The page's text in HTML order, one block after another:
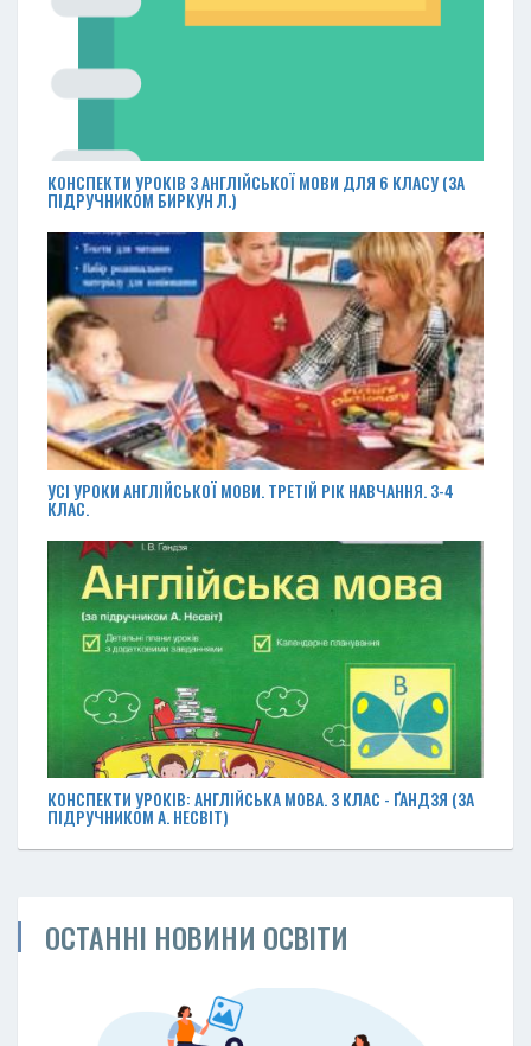
КОНСПЕКТИ УРОКІВ З АНГЛІЙСЬКОЇ МОВИ ДЛЯ 6 КЛАСУ (ЗА
ПІДРУЧНИКОМ БИРКУН Л.)
УСІ УРОКИ АНГЛІЙСЬКОЇ МОВИ. ТРЕТІЙ РІК НАВЧАННЯ. 3-4
КЛАС.
КОНСПЕКТИ УРОКІВ: АНГЛІЙСЬКА МОВА. З КЛАС - ҐАНДЗЯ (ЗА
ПІДРУЧНИКОМ А. НЕСВІТ)
ОСТАННІ НОВИНИ ОСВІТИ